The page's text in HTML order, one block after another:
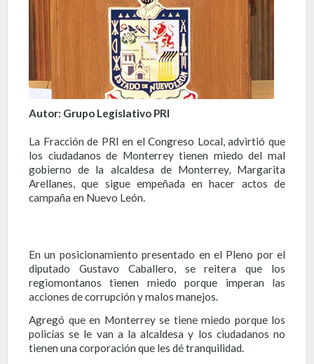
Autor: Grupo Legislativo PRI
La Fracción de PRI en el Congreso Local, advirtió que
los ciudadanos de Monterrey tienen miedo del mal
gobierno de la alcaldesa de Monterrey, Margarita
Arellanes, que sigue empeñada en hacer actos de
campaña en Nuevo León.
En un posicionamiento presentado en el Pleno por el
diputado Gustavo Caballero, se reitera que
los
regiomontanos tienen miedo porque imperan las
acciones de corrupción y malos manejos.
Agregó que en Monterrey se tiene miedo porque los
policías se le van a la alcaldesa y los ciudadanos no
tienen una corporación que les dé tranquilidad.